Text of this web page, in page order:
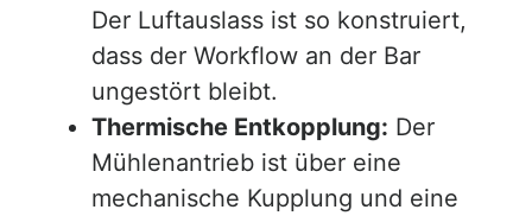
Der Luftauslass ist so konstruiert,
dass der Workflow an der Bar
ungestört bleibt.
Thermische Entkopplung: Der
Mühlenantrieb ist über eine
mechanische Kupplung und eine